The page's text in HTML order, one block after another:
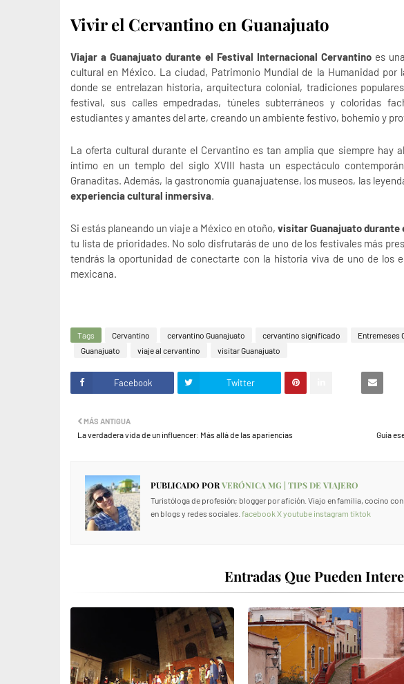
Vivir el Cervantino en Guanajuato
Viajar a Guanajuato durante el Festival Internacional Cervantinoes
cultural en México. La ciudad, Patrimonio Mundial de la Humanidad por
donde se entrelazan historia, arquitectura colonial, tradiciones
festival, sus calles empedradas, túneles subterráneos y coloridas
estudiantes y amantes del arte, creando un ambiente festivo, bohemio y
La oferta cultural durante el Cervantino es tan amplia que siempre hay
íntimo en un templo del siglo XVIII hasta un espectáculo
Granaditas. Además, la gastronomía guanajuatense, los museos, las
experiencia cultural inmersiva.
Si estás planeando un viaje a México en otoño, visitar Guanajuato durante
tu lista de prioridades. No solo disfrutarás de uno de los festivales más
tendrás la oportunidad de conectarte con la historia viva de uno de los
mexicana.
Tags Cervantino cervantino Guanajuato cervantino significado Entremeses
Guanajuato
viaje al cervantino visitar Guanajuato
Facebook Twitter
Guía
MÁS ANTIGUA
La verdadera vida de un influencer: Más allá de las apariencias
PUBLICADO PORVERÓNICA MG | TIPS DE VIAJERO
Turistóloga de profesión; blogger por afición. Viajo en familia, cocino
en blogs y redes sociales. facebook Xyoutube instagram tiktok
Entradas Que Pueden